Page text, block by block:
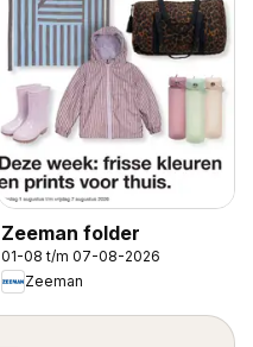
Zeeman folder
01-08 t/m 07-08-2026
Zeeman